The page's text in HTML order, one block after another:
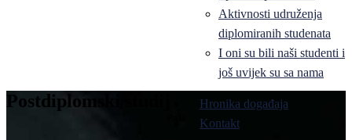
Aktivnosti udruženja
diplomiranih studenata
I oni su bili naši studenti i
još uvijek su sa nama
Hronika događaja
Kontakt
Postdiplomski studij